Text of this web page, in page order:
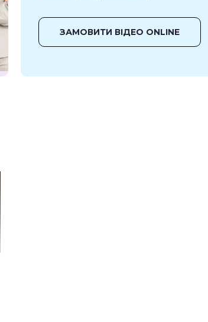
ЗАМОВИТИ ВІДЕО ONLINE